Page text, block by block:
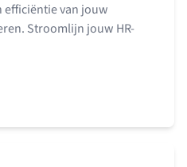
van jouw
Stroomlijn jouw HR-